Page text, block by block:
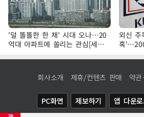
'덜 똘똘한 한 채' 시대 오나…20
억대 아파트에 쏠리는 관심[세제
개편, 그 이후②]
외신 주
혹
회사소개 제휴/컨텐츠 판매 약
PC화면 제보하기 앱 다운